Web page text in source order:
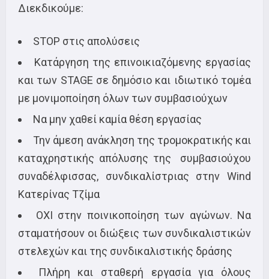
Διεκδικούμε:
STOP στις απολύσεις
Κατάργηση της επινοικιαζόμενης εργασίας
και των STAGE σε δημόσιο και ιδιωτικό τομέα
με μονιμοποίηση όλων των συμβασιούχων
Nα μην χαθεί καμία θέση εργασίας
Την άμεση ανάκληση της τρομοκρατικής και
καταχρηστικής απόλυσης της συμβασιούχου
συναδέλφισσας, συνδικαλίστριας στην Wind
Κατερίνας Τζίμα
ΟΧΙ στην ποινικοποίηση των αγώνων. Να
σταματήσουν οι διώξεις των συνδικαλιστικών
στελεχών και της συνδικαλιστικής δράσης
Πλήρη και σταθερή εργασία για όλους